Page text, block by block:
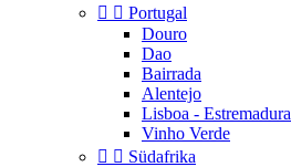
  Portugal
Douro
Dao
Bairrada
Alentejo
Lisboa - Estremadura
Vinho Verde
  Südafrika